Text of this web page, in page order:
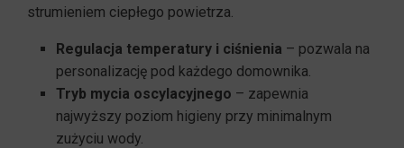
strumieniem ciepłego powietrza.
Regulacja temperatury i ciśnienia – pozwala na
personalizację pod każdego domownika.
Tryb mycia oscylacyjnego – zapewnia
najwyższy poziom higieny przy minimalnym
zużyciu wody.